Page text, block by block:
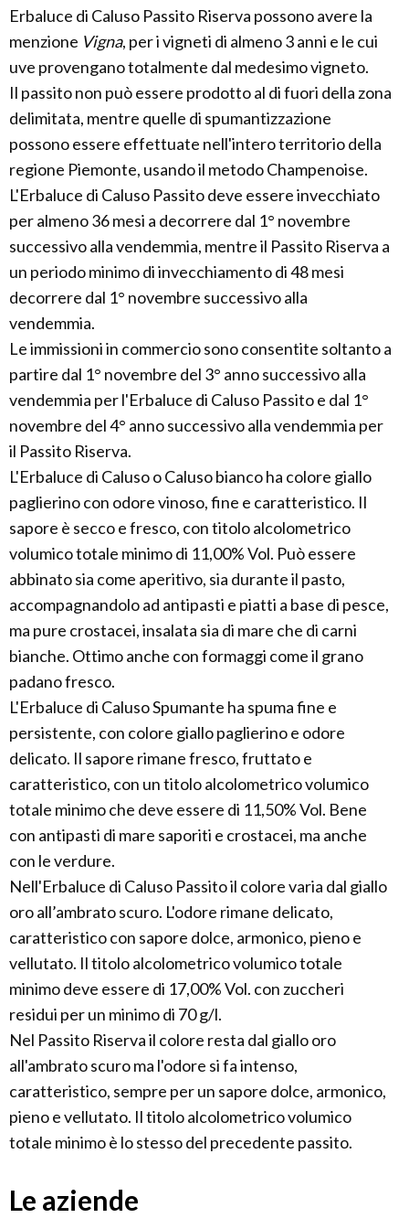
Erbaluce di Caluso Passito Riserva possono avere la
menzione Vigna, per i vigneti di almeno 3 anni e le cui
uve provengano totalmente dal medesimo vigneto.
Il passito non può essere prodotto al di fuori della zona
delimitata, mentre quelle di spumantizzazione
possono essere effettuate nell'intero territorio della
regione Piemonte, usando il metodo Champenoise.
L'Erbaluce di Caluso Passito deve essere invecchiato
per almeno 36 mesi a decorrere dal 1° novembre
successivo alla vendemmia, mentre il Passito Riserva a
un periodo minimo di invecchiamento di 48 mesi
decorrere dal 1° novembre successivo alla
vendemmia.
Le immissioni in commercio sono consentite soltanto a
partire dal 1° novembre del 3° anno successivo alla
vendemmia per l'Erbaluce di Caluso Passito e dal 1°
novembre del 4° anno successivo alla vendemmia per
il Passito Riserva.
L'Erbaluce di Caluso o Caluso bianco ha colore giallo
paglierino con odore vinoso, fine e caratteristico. Il
sapore è secco e fresco, con titolo alcolometrico
volumico totale minimo di 11,00% Vol. Può essere
abbinato sia come aperitivo, sia durante il pasto,
accompagnandolo ad antipasti e piatti a base di pesce,
ma pure crostacei, insalata sia di mare che di carni
bianche. Ottimo anche con formaggi come il grano
padano fresco.
L'Erbaluce di Caluso Spumante ha spuma fine e
persistente, con colore giallo paglierino e odore
delicato. Il sapore rimane fresco, fruttato e
caratteristico, con un titolo alcolometrico volumico
totale minimo che deve essere di 11,50% Vol. Bene
con antipasti di mare saporiti e crostacei, ma anche
con le verdure.
Nell'Erbaluce di Caluso Passito il colore varia dal giallo
oro all’ambrato scuro. L'odore rimane delicato,
caratteristico con sapore dolce, armonico, pieno e
vellutato. Il titolo alcolometrico volumico totale
minimo deve essere di 17,00% Vol. con zuccheri
residui per un minimo di 70 g/l.
Nel Passito Riserva il colore resta dal giallo oro
all'ambrato scuro ma l'odore si fa intenso,
caratteristico, sempre per un sapore dolce, armonico,
pieno e vellutato. Il titolo alcolometrico volumico
totale minimo è lo stesso del precedente passito.
Le aziende